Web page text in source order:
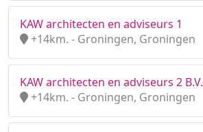
KAW architecten en adviseurs 1
+14km. - Groningen, Groningen
KAW architecten en adviseurs 2 B.V.
+14km. - Groningen, Groningen